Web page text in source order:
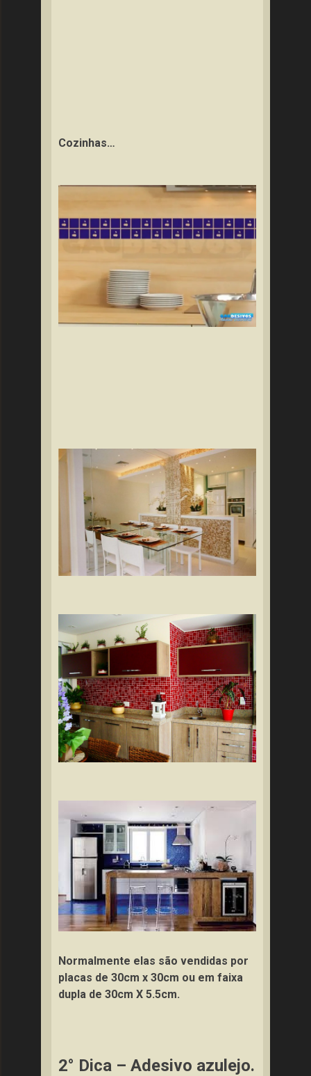
Cozinhas…
Normalmente elas são vendidas por
placas de 30cm x 30cm ou em faixa
dupla de 30cm X 5.5cm.
2° Dica – Adesivo azulejo.